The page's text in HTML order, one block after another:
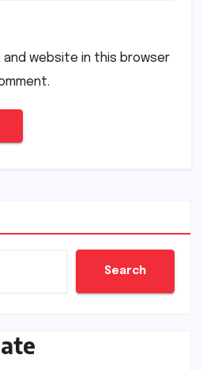
and website in this browser
Search